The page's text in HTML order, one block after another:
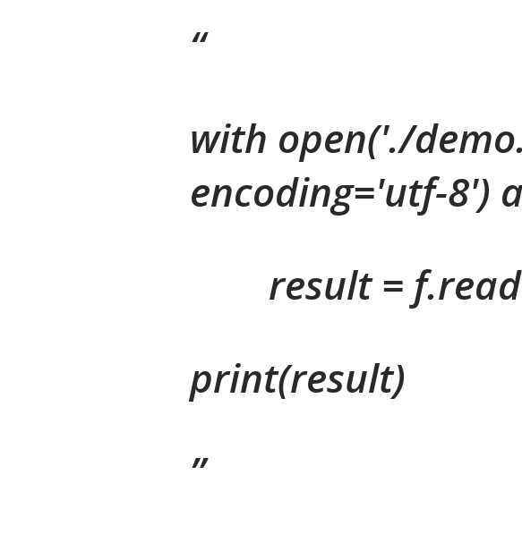
with open('./
encoding='utf-8')
result =
print(result)